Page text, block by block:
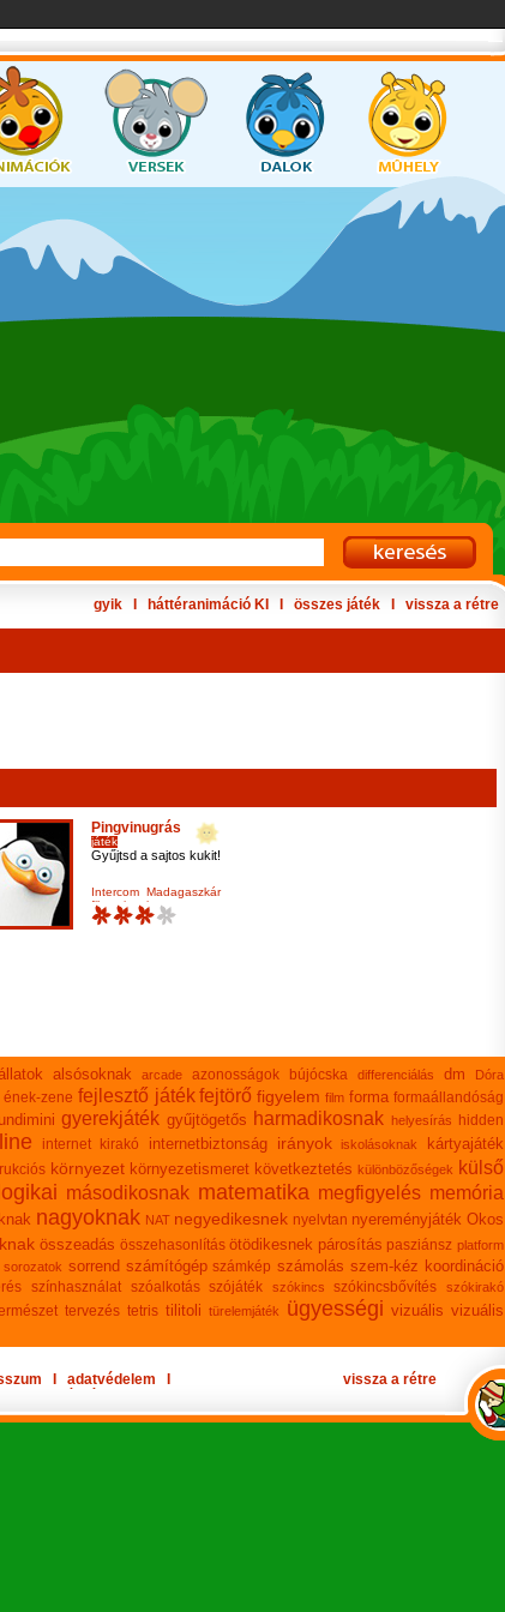
gyik háttéranimáció KI összes játék vissza a rétre
Pingvinugrás
játék
Gyűjtsd a sajtos kukit!
Intercom Madagaszkár
film
pingvin
alsósoknak arcade azonosságok bújócska differenciálás dm
Dóra
ének-zene fejlesztő játék fejtörő figyelem film forma formaállandóság
gyerekjáték gyűjtögetős harmadikosnak helyesírás
hidden
internet kirakó internetbiztonság irányok iskolásoknak
kártyajáték
környezet környezetismeret következtetés különbözőségek külső
logikai másodikosnak matematika megfigyelés memória
nagyoknak NAT negyedikesnek nyelvtan nyereményjáték Okos
összeadás összehasonlítás ötödikesnek párosítás pasziánsz platform
sorozatok sorrend számítógép számkép számolás szem-kéz koordináció
színhasználat szóalkotás szójáték szókincs szókincsbővítés szókirakó
tervezés tetris tilitoli türelemjáték ügyességi vizuális vizuális
adatvédelem vissza a rétre